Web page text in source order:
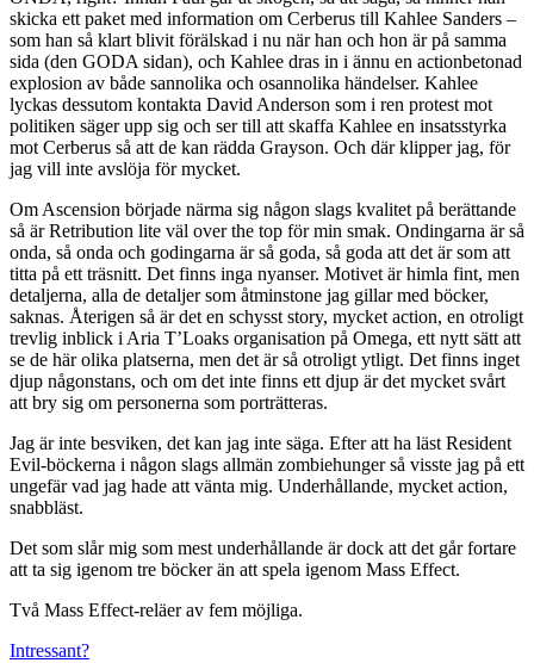
skicka ett paket med information om Cerberus till Kahlee Sanders –
som han så klart blivit förälskad i nu när han och hon är på samma
sida (den GODA sidan), och Kahlee dras in i ännu en actionbetonad
explosion av både sannolika och osannolika händelser. Kahlee
lyckas dessutom kontakta David Anderson som i ren protest mot
politiken säger upp sig och ser till att skaffa Kahlee en insatsstyrka
mot Cerberus så att de kan rädda Grayson. Och där klipper jag, för
jag vill inte avslöja för mycket.
Om Ascension började närma sig någon slags kvalitet på berättande
så är Retribution lite väl over the top för min smak. Ondingarna är så
onda, så onda och godingarna är så goda, så goda att det är som att
titta på ett träsnitt. Det finns inga nyanser. Motivet är himla fint, men
detaljerna, alla de detaljer som åtminstone jag gillar med böcker,
saknas. Återigen så är det en schysst story, mycket action, en otroligt
trevlig inblick i Aria T’Loaks organisation på Omega, ett nytt sätt att
se de här olika platserna, men det är så otroligt ytligt. Det finns inget
djup någonstans, och om det inte finns ett djup är det mycket svårt
att bry sig om personerna som porträtteras.
Jag är inte besviken, det kan jag inte säga. Efter att ha läst Resident
Evil-böckerna i någon slags allmän zombiehunger så visste jag på ett
ungefär vad jag hade att vänta mig. Underhållande, mycket action,
snabbläst.
Det som slår mig som mest underhållande är dock att det går fortare
att ta sig igenom tre böcker än att spela igenom Mass Effect.
Två Mass Effect-reläer av fem möjliga.
Intressant?